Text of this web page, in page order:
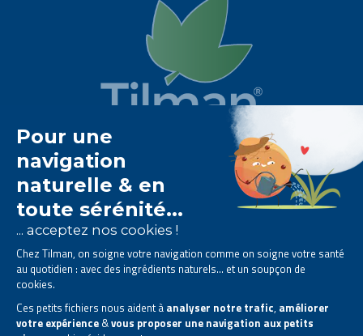
Het Tilman laboratorium is
gespecialiseerd in
fytotherapie
Het biedt unatuurlijke oplossingen op basis van
planten
Producten ontworpen om uw dagelijks leven te
verbeteren.
Alle rechten voorbehouden. © 2026 Tilman
Privacyverklaring
Algemene informatie Bedrijfscontactgegevens |